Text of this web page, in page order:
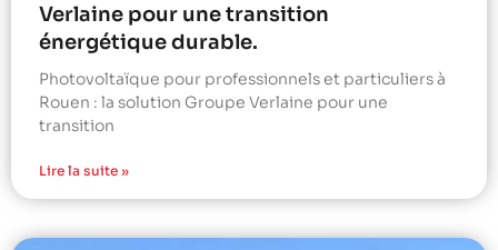
Verlaine pour une transition
énergétique durable.
Photovoltaïque pour professionnels et particuliers à
Rouen : la solution Groupe Verlaine pour une
transition
Lire la suite »